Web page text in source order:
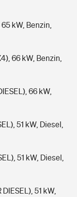
kW, Benzin,
66 kW, Benzin,
66 kW,
51 kW, Diesel,
51 kW, Diesel,
51 kW,